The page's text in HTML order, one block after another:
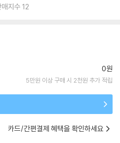
지수 12
0원
5만원 이상 구매 시 2천원 추가 적립
카드/간편결제 혜택을 확인하세요